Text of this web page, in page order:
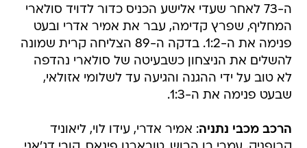
ה-73 לאחר שעדי אלישע הכניס כדור לדויד סולארי
המחליף, שפרץ קדימה, עבר את אמיר אדרי ובעט
פנימה את ה-1:2. בדקה ה-89 הצליחה קרית שמונה
להשלים את הניצחון כשבעיטה של סולארי נהדפה
לא טוב על ידי ההגנה והגיעה עד לשלומי אזולאי,
שבעט פנימה את ה-1:3.
הרכב מכבי נתניה: אמיר אדרי, עידו לוי, ליאוניד